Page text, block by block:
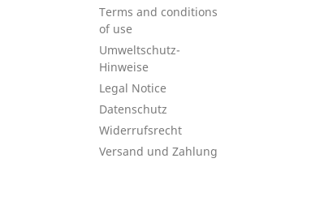
Terms and conditions
of use
Umweltschutz-
Hinweise
Legal Notice
Datenschutz
Widerrufsrecht
Versand und Zahlung